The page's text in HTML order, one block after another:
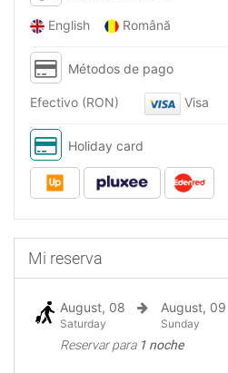
English Română
Métodos de pago
Efectivo (RON) Visa
Holiday card
Mi reserva
August, 08
Saturday
August, 09
Sunday
Reservar para 1 noche